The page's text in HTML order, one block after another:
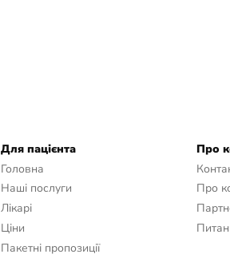
Для пацієнта
Головна
Наші послуги
Лікарі
Ціни
Пакетні пропозиції
Про
Про